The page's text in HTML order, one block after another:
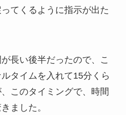
てくるように指示が出た
長い後半だったので、こ
タイムを入れて15分くら
このタイミングで、時間
ました。